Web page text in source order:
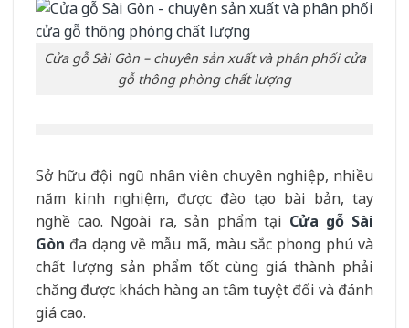
Cửa gỗ Sài Gòn – chuyên sản xuất và phân phối cửa
gỗ thông phòng chất lượng
Sở hữu đội ngũ nhân viên chuyên nghiệp, nhiều
năm kinh nghiệm, được đào tạo bài bản, tay
nghề cao. Ngoài ra, sản phẩm tại Cửa gỗ Sài
Gòn đa dạng về mẫu mã, màu sắc phong phú và
chất lượng sản phẩm tốt cùng giá thành phải
chăng được khách hàng an tâm tuyệt đối và đánh
giá cao.